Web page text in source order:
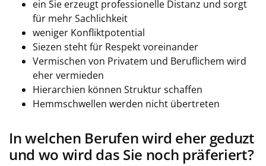
ein Sie erzeugt professionelle Distanz und sorgt
für mehr Sachlichkeit
weniger Konfliktpotential
Siezen steht für Respekt voreinander
Vermischen von Privatem und Beruflichem wird
eher vermieden
Hierarchien können Struktur schaffen
Hemmschwellen werden nicht übertreten
In welchen Berufen wird eher geduzt
und wo wird das Sie noch präferiert?